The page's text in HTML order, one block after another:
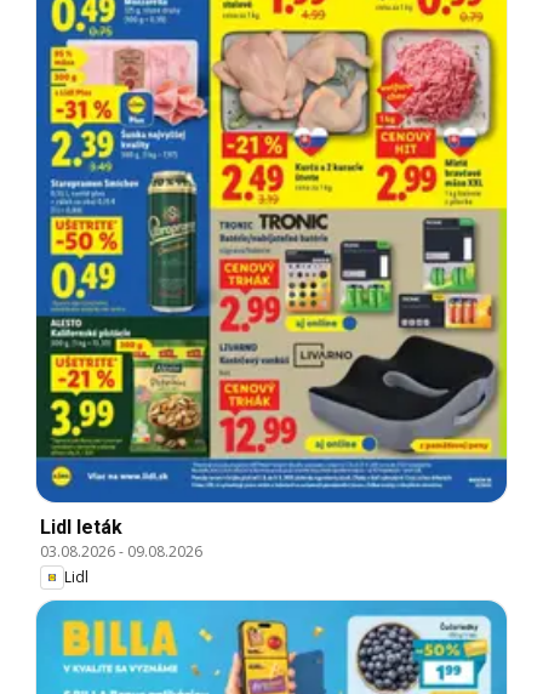
Lidl leták
03.08.2026- 09.08.2026
Lidl